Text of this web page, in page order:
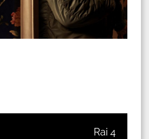
Rai 4